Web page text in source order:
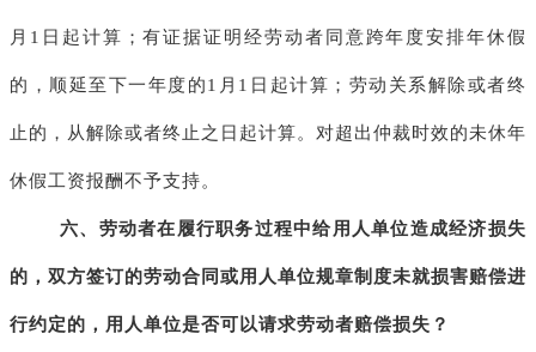
月1日起计算；有证据证明经劳动者同意跨年度安排年休假
的，顺延至下一年度的1月1日起计算；劳动关系解除或者终
止的，从解除或者终止之日起计算。对超出仲裁时效的未休年
休假工资报酬不予支持。
六、劳动者在履行职务过程中给用人单位造成经济损失
的，双方签订的劳动合同或用人单位规章制度未就损害赔偿进
行约定的，用人单位是否可以请求劳动者赔偿损失？